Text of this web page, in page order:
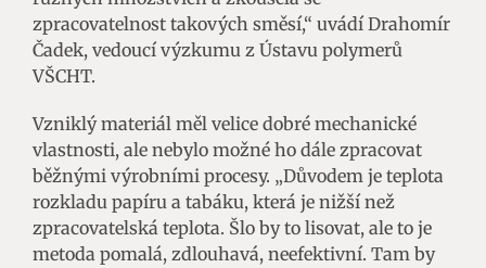
zpracovatelnost takových směsí,“ uvádí Drahomír
Čadek, vedoucí výzkumu z Ústavu polymerů
VŠCHT.
Vzniklý materiál měl velice dobré mechanické
vlastnosti, ale nebylo možné ho dále zpracovat
běžnými výrobními procesy. „Důvodem je teplota
rozkladu papíru a tabáku, která je nižší než
zpracovatelská teplota. Šlo by to lisovat, ale to je
metoda pomalá, zdlouhavá, neefektivní. Tam by